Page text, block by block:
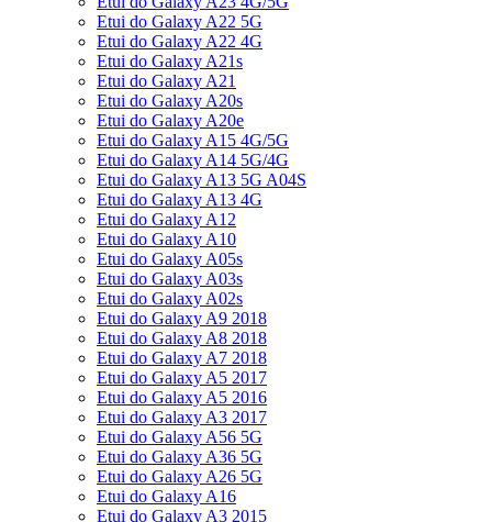
Etui do Galaxy A22 5G
Etui do Galaxy A22 4G
Etui do Galaxy A21s
Etui do Galaxy A21
Etui do Galaxy A20s
Etui do Galaxy A20e
Etui do Galaxy A15 4G/5G
Etui do Galaxy A14 5G/4G
Etui do Galaxy A13 5G A04S
Etui do Galaxy A13 4G
Etui do Galaxy A12
Etui do Galaxy A10
Etui do Galaxy A05s
Etui do Galaxy A03s
Etui do Galaxy A02s
Etui do Galaxy A9 2018
Etui do Galaxy A8 2018
Etui do Galaxy A7 2018
Etui do Galaxy A5 2017
Etui do Galaxy A5 2016
Etui do Galaxy A3 2017
Etui do Galaxy A56 5G
Etui do Galaxy A36 5G
Etui do Galaxy A26 5G
Etui do Galaxy A16
Etui do Galaxy A3 2015